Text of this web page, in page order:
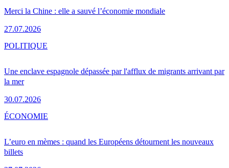
Merci la Chine : elle a sauvé l’économie mondiale
27.07.2026
Une enclave espagnole dépassée par l'afflux de migrants arrivant par
la mer
30.07.2026
POLITIQUE
L’euro en mèmes : quand les Européens détournent les nouveaux
billets
ÉCONOMIE